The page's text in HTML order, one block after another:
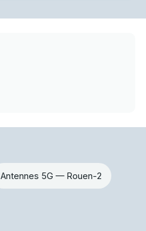
Antennes 5G — Rouen-2